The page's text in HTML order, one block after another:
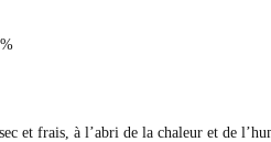
et frais, à l’abri de la chaleur et de